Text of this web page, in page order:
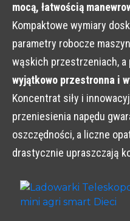
mocą, łatwością
Kompaktowe wymiary
parametry robocze
wąskich przestrzeniach, a
wyjątkowo przestronna i
Koncentrat siły i
przeniesienia napędu
oszczędności, a liczne
drastycznie upraszczają